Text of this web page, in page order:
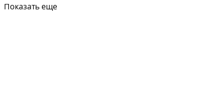
Показать еще